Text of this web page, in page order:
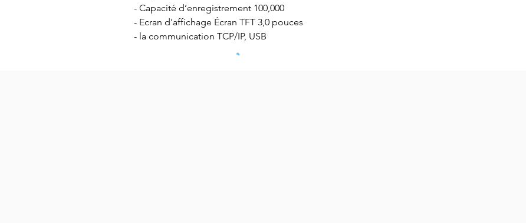
- Capacité d’enregistrement 100,000
- Ecran d'affichage Écran TFT 3,0 pouces
- la communication TCP/IP, USB